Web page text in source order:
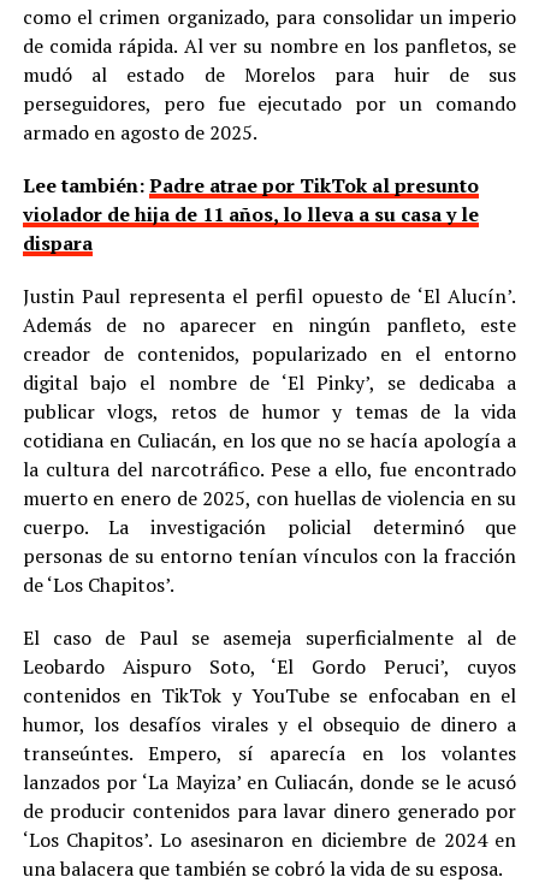
como el crimen organizado, para consolidar un imperio
de comida rápida. Al ver su nombre en los panfletos, se
mudó al estado de Morelos para huir de sus
perseguidores, pero fue ejecutado por un comando
armado en agosto de 2025.
Lee también:Padre atrae por TikTok al presunto
violador de hija de 11 años, lo lleva a su casa y le
dispara
Justin Paul representa el perfil opuesto de ‘El Alucín’.
Además de no aparecer en ningún panfleto, este
creador de contenidos, popularizado en el entorno
digital bajo el nombre de ‘El Pinky’, se dedicaba a
publicar vlogs, retos de humor y temas de la vida
cotidiana en Culiacán, en los que no se hacía apología a
la cultura del narcotráfico. Pese a ello, fue encontrado
muerto en enero de 2025, con huellas de violencia en su
cuerpo. La investigación policial determinó que
personas de su entorno tenían vínculos con la fracción
de ‘Los Chapitos’.
El caso de Paul se asemeja superficialmente al de
Leobardo Aispuro Soto, ‘El Gordo Peruci’, cuyos
contenidos en TikTok y YouTube se enfocaban en el
humor, los desafíos virales y el obsequio de dinero a
transeúntes. Empero, sí aparecía en los volantes
lanzados por ‘La Mayiza’ en Culiacán, donde se le acusó
de producir contenidos para lavar dinero generado por
‘Los Chapitos’. Lo asesinaron en diciembre de 2024 en
una balacera que también se cobró la vida de su esposa.